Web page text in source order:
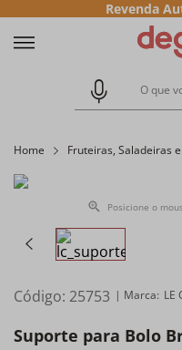
Revenda
O que você
Home Fruteiras, Saladeiras
Posicione o
Código: 25753 LE
Suporte para Bolo